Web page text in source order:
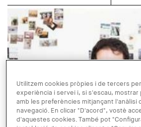
Utilitzem cookies pròpies i de tercers
experiència i servei i, si s'escau,
amb les preferències mitjançant l'anàlisi
navegació. En clicar "D'acord", vostè
d'aquestes cookies. També pot